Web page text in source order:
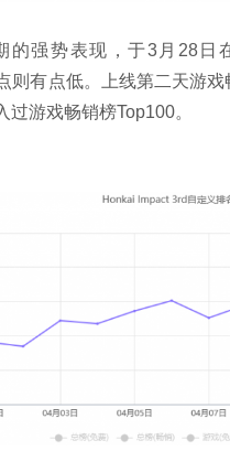
的强势表现，于3月28日
则有点低。上线第二天游戏
游戏畅销榜Top100。